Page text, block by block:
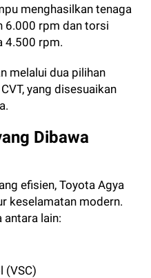
menghasilkan tenaga
6.000 rpm dan torsi
4.500 rpm.
melalui dua pilihan
yang disesuaikan
Dibawa
efisien, Toyota Agya
keselamatan modern.
antara lain:
(VSC)